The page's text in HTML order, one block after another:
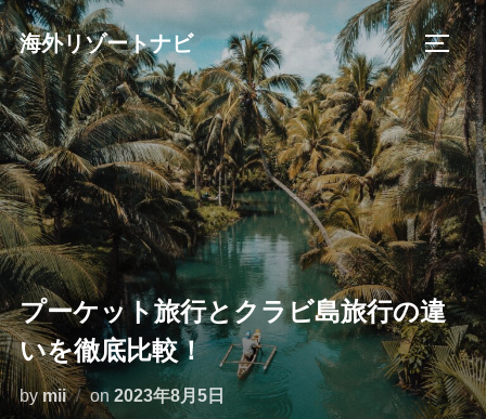
コ
ン
テ
ン
ツ
へ
ス
キ
ッ
プ
海外リゾートナビ サイド
プーケット旅行とクラビ島旅行の違
いを徹底比較！
bymii on 投
2023年8月5日